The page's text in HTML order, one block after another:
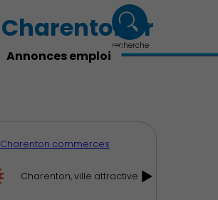
Charenton.fr
recherche
Annonces emploi
Charenton commerces
Charenton, ville attractive